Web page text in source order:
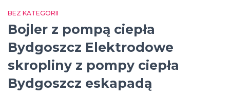
BEZ KATEGORII
Bojler z pompą ciepła
Bydgoszcz Elektrodowe
skropliny z pompy ciepła
Bydgoszcz eskapadą